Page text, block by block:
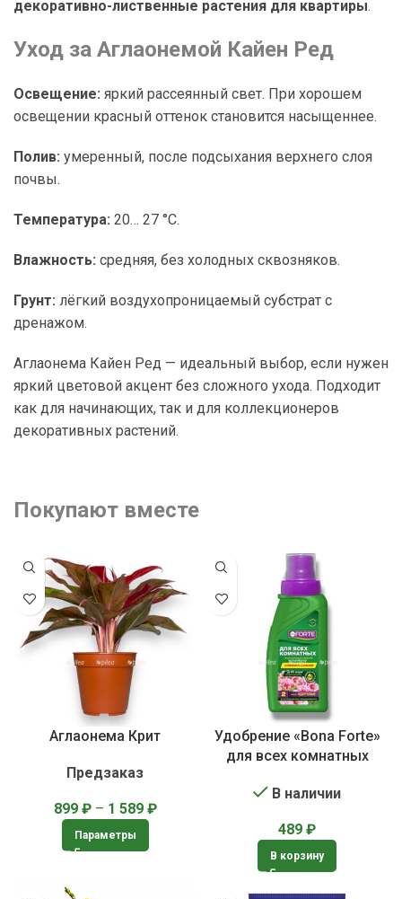
декоративно-лиственные растения для квартиры.
Уход за Аглаонемой Кайен Ред
Освещение: яркий рассеянный свет. При хорошем
освещении красный оттенок становится насыщеннее.
Полив: умеренный, после подсыхания верхнего слоя
почвы.
Температура: 20… 27 °C.
Влажность: средняя, без холодных сквозняков.
Грунт: лёгкий воздухопроницаемый субстрат с
дренажом.
Аглаонема Кайен Ред — идеальный выбор, если нужен
яркий цветовой акцент без сложного ухода. Подходит
как для начинающих, так и для коллекционеров
декоративных растений.
Покупают вместе
Аглаонема Крит
Предзаказ
899 ₽ – 1 589 ₽
Параметры
Удобрение «Bona Forte»
для всех комнатных
В наличии
489 ₽
В корзину